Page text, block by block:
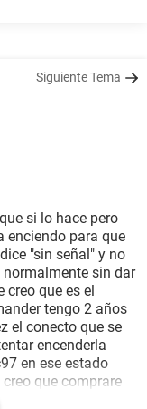
Siguiente Tema
si lo hace pero
enciendo para que
"sin señal" y no
sin dar
creo que es el
tengo 2 años
el conecto que se
encenderla
en ese estado
que comprare
puedo apagar la